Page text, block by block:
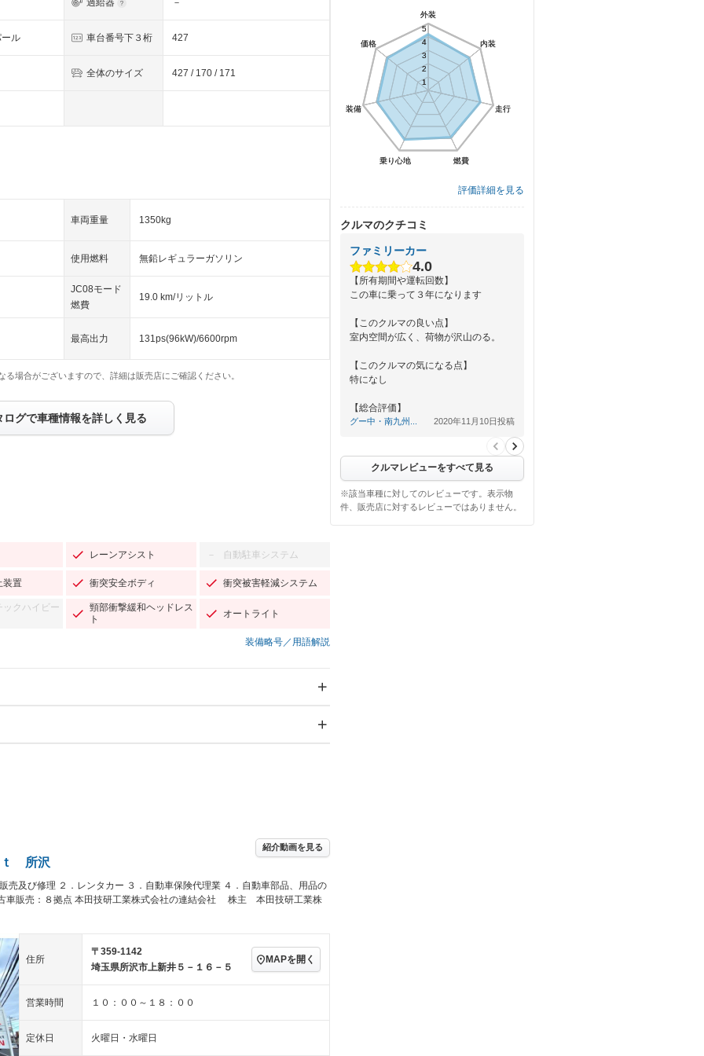
過給器 －
ル 車台番号下３桁 427
全体のサイズ 427 / 170 / 171
車両重量 1350kg
使用燃料 無鉛レギュラーガソリン
JC08モード
燃費
19.0 km/リットル
最高出力 131ps(96kW)/6600rpm
場合がございますので、詳細は販売店にご確認ください。
ログで車種情報を詳しく見る
レーンアシスト － 自動駐車システム
装置 衝突安全ボディ 衝突被害軽減システム
ックハイビー
頸部衝撃緩和ヘッドレス
ト
オートライト
装備略号／用語解説
センターデフロック
装備略号／用語解説
ンライト) バックカメラ
スマートキー － ローダウン
シート
ー 後席モニター － 電動リアゲート
ン 全周囲カメラ
ション
ｔ 所沢
紹介動画を見る
売及び修理 ２．レンタカー ３．自動車保険代理業 ４．自動車部品、用品の
車販売：８拠点 本田技研工業株式会社の連結会社 株主 本田技研工業株
住所
〒359-1142
埼玉県所沢市上新井５－１６－５
MAPを開く
営業時間 １０：００～１８：００
定休日 火曜日・水曜日
外装
内装
走行
燃費
乗り心地
装備
価格
1
2
3
4
5
外装
内装
走行
燃費
乗り心地
装備
価格
1
2
3
4
5
評価詳細を見る
クルマのクチコミ
ファミリーカー
4.0
【所有期間や運転回数】
この車に乗って３年になります
【このクルマの良い点】
室内空間が広く、荷物が沢山のる。
【このクルマの気になる点】
特になし
【総合評価】
ファミリーカーとしてはかなり良い
グー中・南九州... 2020年11月10日投稿
クルマレビューをすべて見る
※該当車種に対してのレビューです。表示物
件、販売店に対するレビューではありません。